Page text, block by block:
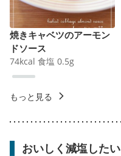
焼きキャベツのアーモン
ドソース
74kcal 食塩 0.5g
もっと見る
おいしく減塩したい